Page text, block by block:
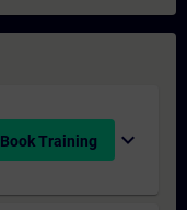
Book Training expand_more